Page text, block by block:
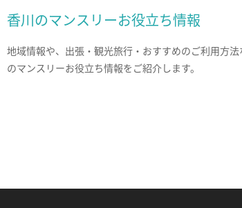
香川のマンスリーお役立ち情報
地域情報や、出張・観光旅行・おすすめのご利用方法
のマンスリーお役立ち情報をご紹介します。